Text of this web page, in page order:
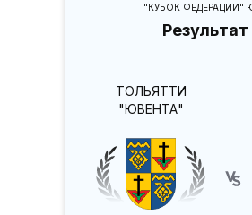
"КУБОК ФЕДЕРАЦИИ"
ТОЛЬЯТТИ
"ЮВЕНТА"